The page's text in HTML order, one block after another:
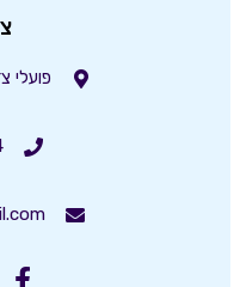
פועלי צדק 3